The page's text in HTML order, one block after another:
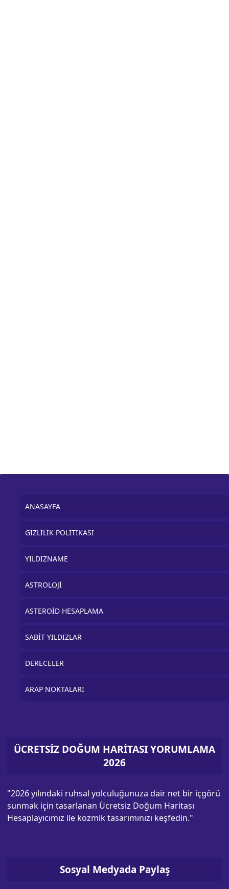
ANASAYFA
GİZLİLİK POLİTİKASI
YILDIZNAME
ASTROLOJİ
ASTEROİD HESAPLAMA
SABİT YILDIZLAR
DERECELER
ARAP NOKTALARI
ÜCRETSİZ DOĞUM HARİTASI YORUMLAMA
2026
"2026 yılındaki ruhsal yolculuğunuza dair net bir içgörü
sunmak için tasarlanan Ücretsiz Doğum Haritası
Hesaplayıcımız ile kozmik tasarımınızı keşfedin."
Sosyal Medyada Paylaş